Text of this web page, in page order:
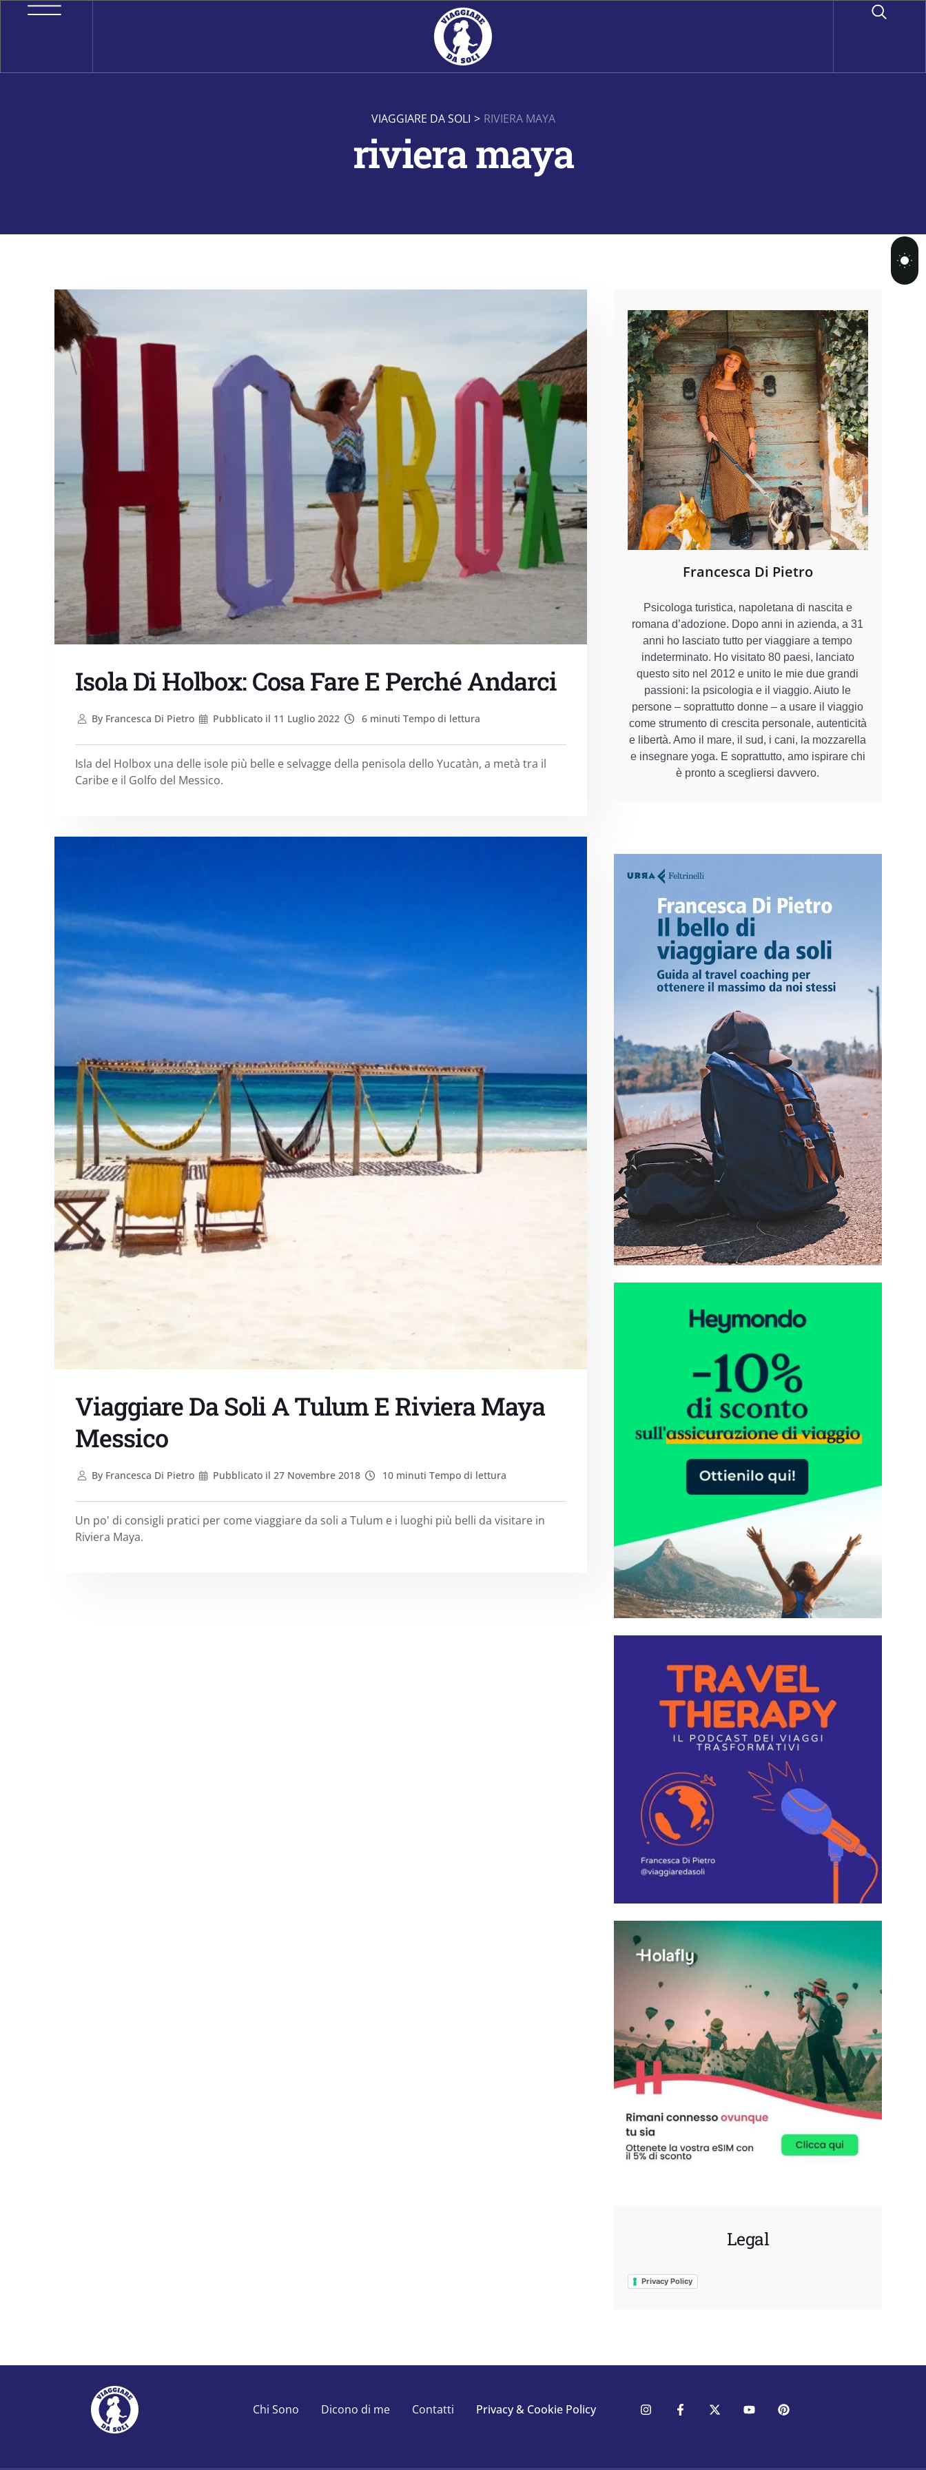
VIAGGIARE DA SOLI > RIVIERA MAYA
riviera maya
Isola Di Holbox: Cosa Fare E Perché Andarci
ByFrancesca Di Pietro Pubblicato il 11 Luglio 2022 6 minuti Tempo di lettura
Isla del Holbox una delle isole più belle e selvagge della penisola dello Yucatàn, a metà tra il
Caribe e il Golfo del Messico.
Viaggiare Da Soli A Tulum E Riviera Maya
Messico
ByFrancesca Di Pietro Pubblicato il 27 Novembre 2018 10 minuti Tempo di lettura
Un po' di consigli pratici per come viaggiare da soli a Tulum e i luoghi più belli da visitare in
Riviera Maya.
Francesca Di Pietro
Psicologa turistica, napoletana di nascita e
romana d’adozione. Dopo anni in azienda, a 31
anni ho lasciato tutto per viaggiare a tempo
indeterminato. Ho visitato 80 paesi, lanciato
questo sito nel 2012 e unito le mie due grandi
passioni: la psicologia e il viaggio. Aiuto le
persone – soprattutto donne – a usare il viaggio
come strumento di crescita personale, autenticità
e libertà. Amo il mare, il sud, i cani, la mozzarella
e insegnare yoga. E soprattutto, amo ispirare chi
è pronto a scegliersi davvero.
Legal
Privacy Policy
Chi Sono Dicono di me Contatti Privacy & Cookie Policy